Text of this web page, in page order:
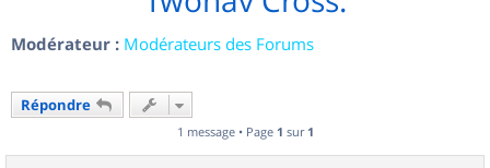
Modérateur : Modérateurs des Forums
Répondre
1 message • Page 1 sur 1